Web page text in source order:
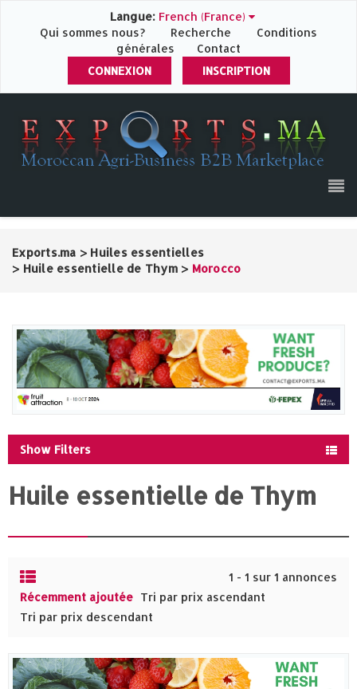
Langue: French (France)
Qui sommes nous?
Recherche
Conditions
générales
Contact
CONNEXION
INSCRIPTION
Exports.ma > Huiles essentielles
> Huile essentielle de Thym > Morocco
Show Filters
Huile essentielle de Thym
1 - 1 sur 1 annonces
Récemment ajoutée Tri par prix ascendant
Tri par prix descendant